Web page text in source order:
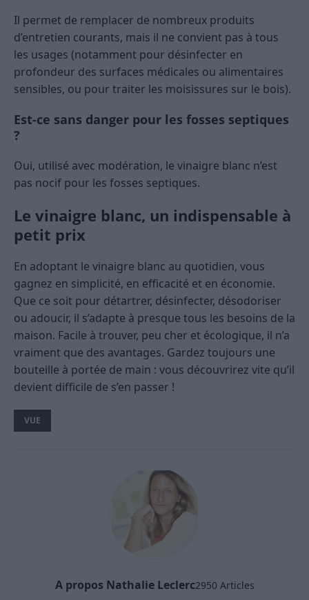
Il permet de remplacer de nombreux produits
d’entretien courants, mais il ne convient pas à tous
les usages (notamment pour désinfecter en
profondeur des surfaces médicales ou alimentaires
sensibles, ou pour traiter les moisissures sur le bois).
Est-ce sans danger pour les fosses septiques
?
Oui, utilisé avec modération, le vinaigre blanc n’est
pas nocif pour les fosses septiques.
Le vinaigre blanc, un indispensable à
petit prix
En adoptant le vinaigre blanc au quotidien, vous
gagnez en simplicité, en efficacité et en économie.
Que ce soit pour détartrer, désinfecter, désodoriser
ou adoucir, il s’adapte à presque tous les besoins de la
maison. Facile à trouver, peu cher et écologique, il n’a
vraiment que des avantages. Gardez toujours une
bouteille à portée de main : vous découvrirez vite qu’il
devient difficile de s’en passer !
VUE
A propos Nathalie Leclerc2950 Articles